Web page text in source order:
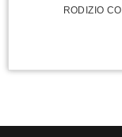
RODIZIO